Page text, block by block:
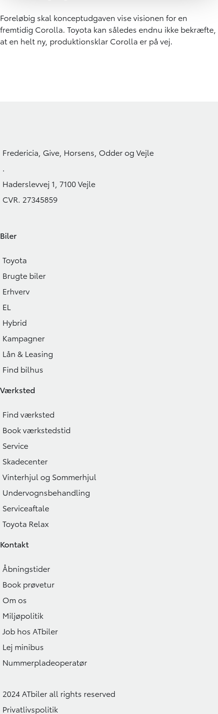
Foreløbig skal konceptudgaven vise visionen for en
fremtidig Corolla. Toyota kan således endnu ikke bekræfte,
at en helt ny, produktionsklar Corolla er på vej.
Fredericia, Give, Horsens, Odder og Vejle
.
Haderslevvej 1, 7100 Vejle
CVR. 27345859
Biler
Toyota
Brugte biler
Erhverv
EL
Hybrid
Kampagner
Lån & Leasing
Find bilhus
Værksted
Find værksted
Book værkstedstid
Service
Skadecenter
Vinterhjul og Sommerhjul
Undervognsbehandling
Serviceaftale
Toyota Relax
Kontakt
Åbningstider
Book prøvetur
Om os
Miljøpolitik
Job hos ATbiler
Lej minibus
Nummerpladeoperatør
2024 ATbiler all rights reserved
Privatlivspolitik